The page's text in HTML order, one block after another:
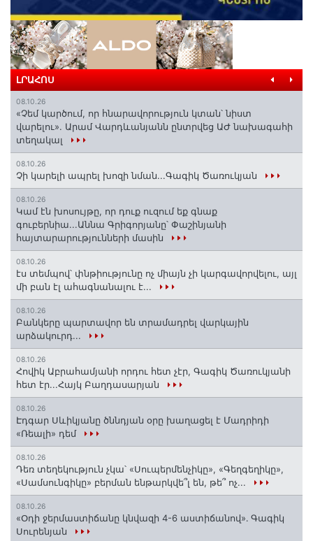
ԼՐԱՀՈՍ
08.10.26
«Չեմ կարծում, որ հնարավորություն կտան՝ նիստ
վարելու». Արամ Վարդևանյանն ընտրվեց ԱԺ նախագահի
տեղակալ
08.10.26
Չի կարելի ապրել խոզի նման...Գագիկ Ծառուկյան
08.10.26
Կամ էն խոսույթը, որ դուք ուզում եք գնաք
գուբերնիա...Աննա Գրիգորյանը՝ Փաշինյանի
հայտարարությունների մասին
08.10.26
էս տեմպով՝ փնթիությունը ոչ միայն չի կարգավորվելու, այլ
մի բան էլ ահագնանալու է...
08.10.26
Բանկերը պարտավոր են տրամադրել վարկային
արձակուրդ...
08.10.26
Հովիկ Աբրահամյանի որդու հետ չէր, Գագիկ Ծառուկյանի
հետ էր...Հայկ Բաղդասարյան
08.10.26
Էդգար Սևիկյանը ծննդյան օրը խաղացել է Մադրիդի
«Ռեալի» դեմ
08.10.26
Դեռ տեղեկություն չկա՝ «Սուպերմենչիկը», «Գեղգեղիկը»,
«Սամսունգիկը» բերման ենթարկվե՞լ են, թե՞ ոչ...
08.10.26
«Օդի ջերմաստիճանը կնվազի 4-6 աստիճանով»․ Գագիկ
Սուրենյան